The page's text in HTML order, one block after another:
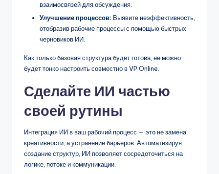
взаимосвязей для обсуждения.
Улучшение процессов: Выявите неэффективность,
отобразив рабочие процессы с помощью быстрых
черновиков ИИ.
Как только базовая структура будет готова, ее можно
будет тонко настроить совместно в VP Online.
Сделайте ИИ частью
своей рутины
Интеграция ИИ в ваш рабочий процесс — это не замена
креативности, а устранение барьеров. Автоматизируя
создание структур, ИИ позволяет сосредоточиться на
логике, потоке и коммуникации.